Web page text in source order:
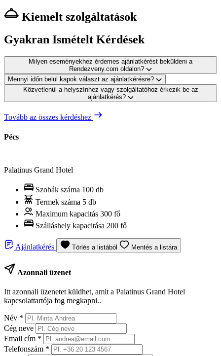
Kiemelt szolgáltatások
Gyakran Ismételt Kérdések
Milyen eseményekhez érdemes ajánlatkérést beküldeni a
Rendezveny.com oldalon?
Mennyi időn belül kapok választ az ajánlatkérésre?
Közvetlenül a helyszínhez vagy szolgáltatóhoz érkezik be az
ajánlatkérés?
Tovább az összes kérdéshez
Pécs
Palatinus Grand Hotel
Szobák száma 100 db
Termek száma 5 db
Maximum kapacitás 300 fő
Szálláshely kapacitása 200 fő
Ajánlatkérés Törlés a listából Mentés a listára
Azonnali üzenet
Itt azonnali üzenetet küldhet, amit a Palatinus Grand Hotel
kapcsolattartója fog megkapni..
Név *
Cég neve
Email cím *
Telefonszám *